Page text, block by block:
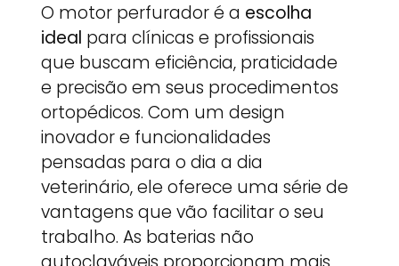
O motor perfurador é a escolha
ideal para clínicas e profissionais
que buscam eficiência, praticidade
e precisão em seus procedimentos
ortopédicos. Com um design
inovador e funcionalidades
pensadas para o dia a dia
veterinário, ele oferece uma série de
vantagens que vão facilitar o seu
trabalho. As baterias não